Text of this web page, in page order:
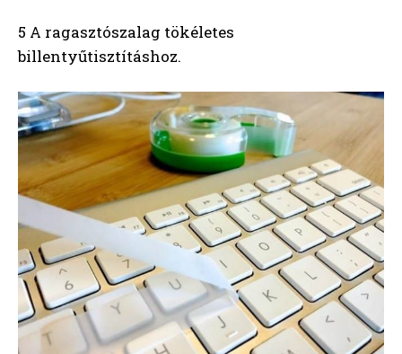
5 A ragasztószalag tökéletes
billentyűtisztításhoz.